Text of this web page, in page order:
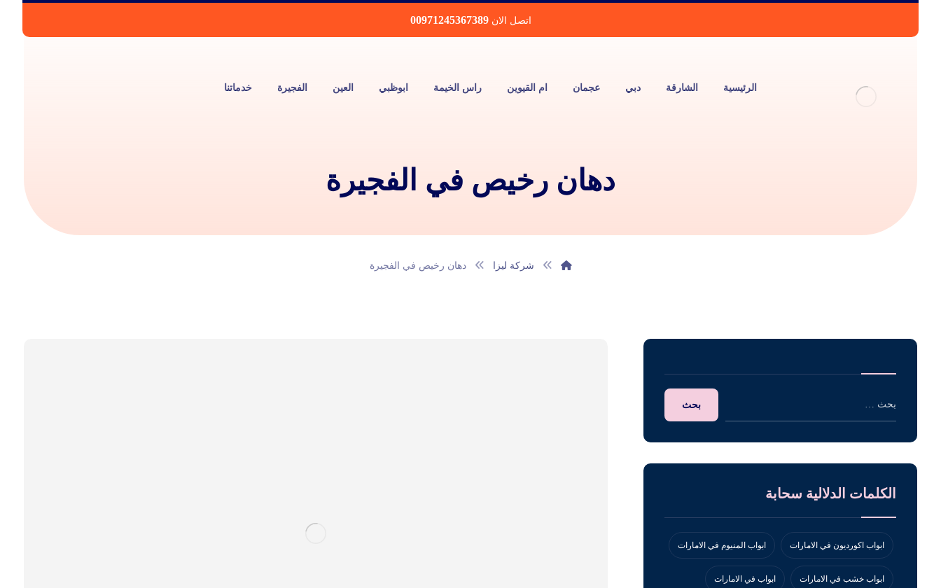
اتصل الان 00971245367389
الرئيسية الشارقة دبي عجمان ام القيوين راس الخيمة ابوظبي العين الفجيرة خدماتنا
دهان رخيص في الفجيرة
شركة ليزا دهان رخيص في الفجيرة
الكلمات الدلالية سحابة
ابواب اكورديون في الامارات ابواب المنيوم في الامارات
ابواب خشب في الامارات ابواب في الامارات